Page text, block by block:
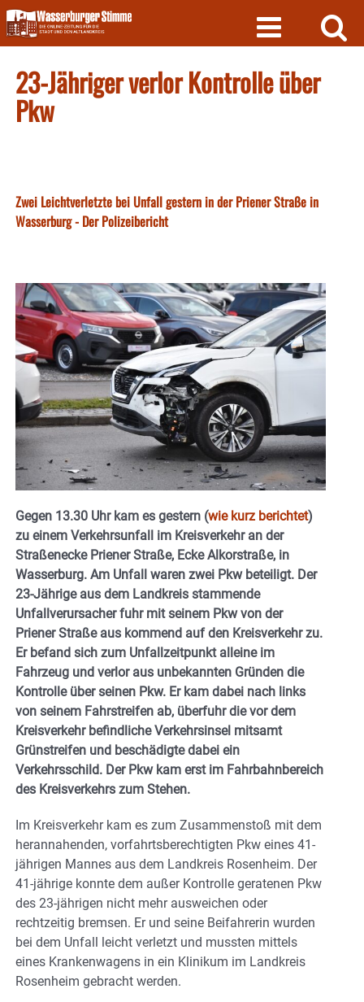
Skip
to
content
23-Jähriger verlor Kontrolle über
Pkw
Zwei Leichtverletzte bei Unfall gestern in der Priener Straße in
Wasserburg - Der Polizeibericht
Gegen 13.30 Uhr kam es gestern (wie kurz berichtet)
zu einem Verkehrsunfall im Kreisverkehr an der
Straßenecke Priener Straße, Ecke Alkorstraße, in
Wasserburg. Am Unfall waren zwei Pkw beteiligt. Der
23-Jährige aus dem Landkreis stammende
Unfallverursacher fuhr mit seinem Pkw von der
Priener Straße aus kommend auf den Kreisverkehr zu.
Er befand sich zum Unfallzeitpunkt alleine im
Fahrzeug und verlor aus unbekannten Gründen die
Kontrolle über seinen Pkw. Er kam dabei nach links
von seinem Fahrstreifen ab, überfuhr die vor dem
Kreisverkehr befindliche Verkehrsinsel mitsamt
Grünstreifen und beschädigte dabei ein
Verkehrsschild. Der Pkw kam erst im Fahrbahnbereich
des Kreisverkehrs zum Stehen.
Im Kreisverkehr kam es zum Zusammenstoß mit dem
herannahenden, vorfahrtsberechtigten Pkw eines 41-
jährigen Mannes aus dem Landkreis Rosenheim. Der
41-jährige konnte dem außer Kontrolle geratenen Pkw
des 23-jährigen nicht mehr ausweichen oder
rechtzeitig bremsen. Er und seine Beifahrerin wurden
bei dem Unfall leicht verletzt und mussten mittels
eines Krankenwagens in ein Klinikum im Landkreis
Rosenheim gebracht werden.